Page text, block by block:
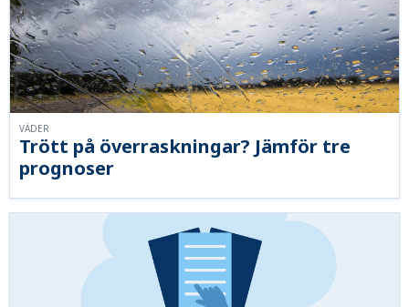
Trött på överraskningar? Jämför tre
prognoser
VÄDER